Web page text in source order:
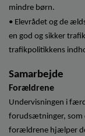
mindre børn.
• Elevrådet og de
en god og sikker
trafikpolitikkens
Samarbejde
Forældrene
Undervisningen i
forudsætninger, som
forældrene hjælper